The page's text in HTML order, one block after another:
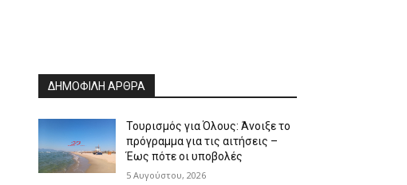
ΔΗΜΟΦΙΛΗ ΑΡΘΡΑ
Τουρισμός για Όλους: Άνοιξε το
πρόγραμμα για τις αιτήσεις –
Έως πότε οι υποβολές
5 Αυγούστου, 2026